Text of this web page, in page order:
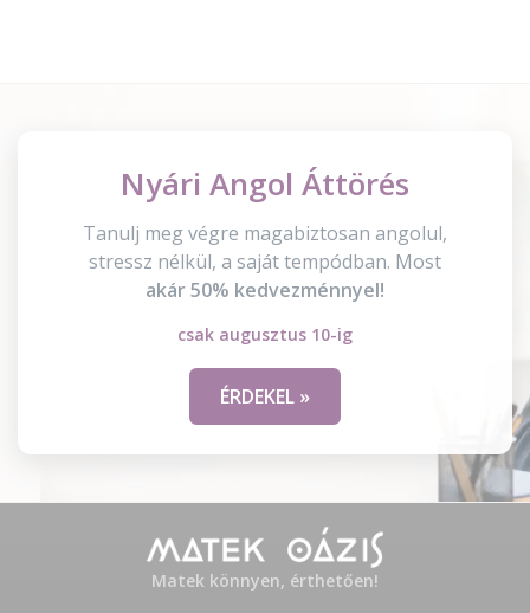
Nyári Angol Áttörés
Tanulj meg végre magabiztosan angolul,
stressz nélkül, a saját tempódban. Most
akár 50% kedvezménnyel!
csak augusztus 10-ig
ÉRDEKEL »
Matek könnyen, érthetően!